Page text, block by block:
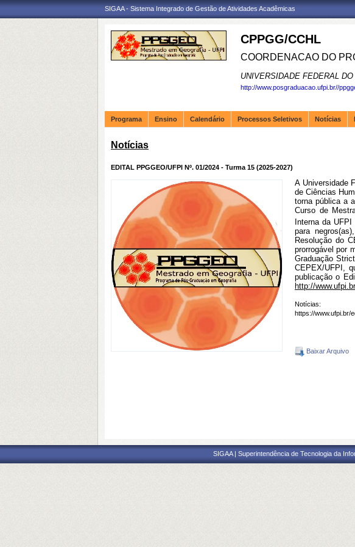
SIGAA - Sistema Integrado de Gestão de Atividades Acadêmicas
CPPGG/CCHL
COORDENACAO DO
UNIVERSIDADE FEDERAL
http://www.posgraduacao.ufpi.br//
Programa Ensino Calendário Processos Seletivos Notícias
Notícias
EDITAL PPGGEO/UFPI Nº. 01/2024 - Turma 15 (2025-2027)
A Universidade
de Ciências
torna pública a
Curso de
Interna da
para
Resolução do
prorrogável por
Graduação
CEPEX/UFPI,
publicação o
http://
Notícias:
https://www.ufpi.br/
Baixar Arquivo
SIGAA | Superintendência de Tecnologia da